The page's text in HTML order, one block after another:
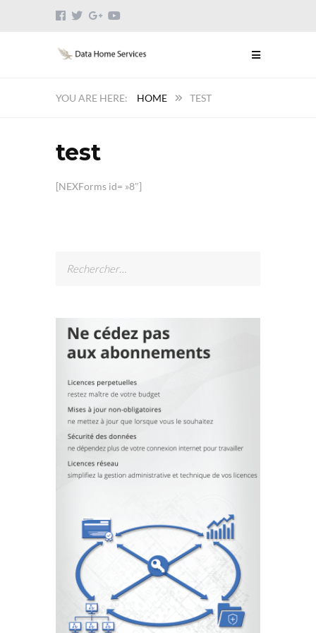
HOME TEST
test
[NEXForms id= »8″]